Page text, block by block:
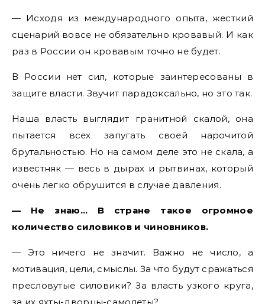
— Исходя из международного опыта, жесткий
сценарий вовсе не обязательно кровавый. И как
раз в России он кровавым точно не будет.
В России нет сил, которые заинтересованы в
защите власти. Звучит парадоксально, но это так.
Наша власть выглядит гранитной скалой, она
пытается всех запугать своей нарочитой
брутальностью. Но на самом деле это не скала, а
известняк — весь в дырах и рытвинах, который
очень легко обрушится в случае давления.
— Не знаю… В стране такое огромное
количество силовиков и чиновников.
— Это ничего не значит. Важно не число, а
мотивация, цели, смыслы. За что будут сражаться
пресловутые силовики? За власть узкого круга,